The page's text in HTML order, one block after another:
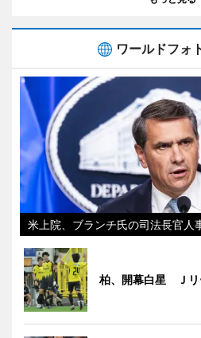
ワールドフォ
米上院、ブランチ氏の司法長官人
柏、開幕白星 Ｊリ